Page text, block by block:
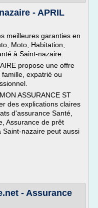
- APRIL
meilleures garanties en
Moto, Habitation,
à Saint-nazaire.
propose une offre
expatrié ou
ASSURANCE ST
des explications claires
d'assurance Santé,
Assurance de prêt
Saint-nazaire peut aussi
- Assurance